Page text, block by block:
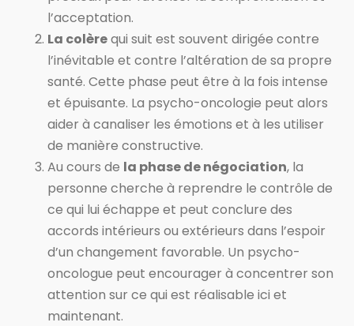
l’acceptation.
La colèrequi suit est souvent dirigée contre
l’inévitable et contre l’altération de sa propre
santé. Cette phase peut être à la fois intense
et épuisante. La psycho-oncologie peut alors
aider à canaliser les émotions et à les utiliser
de manière constructive.
Au cours de la phase de négociation, la
personne cherche à reprendre le contrôle de
ce qui lui échappe et peut conclure des
accords intérieurs ou extérieurs dans l’espoir
d’un changement favorable. Un psycho-
oncologue peut encourager à concentrer son
attention sur ce qui est réalisable ici et
maintenant.